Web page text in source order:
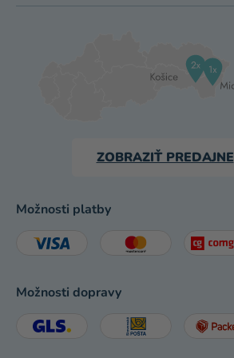
ZOBRAZIŤ PREDAJNE
Možnosti platby
Možnosti dopravy